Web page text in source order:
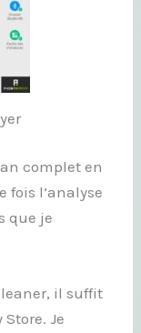
complet en
fois l’analyse
que je
il suffit
Je